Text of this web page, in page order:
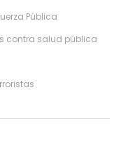
Pública
contra salud pública